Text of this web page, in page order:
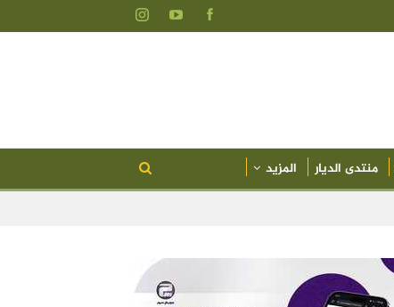
منتدى الديار المزيد